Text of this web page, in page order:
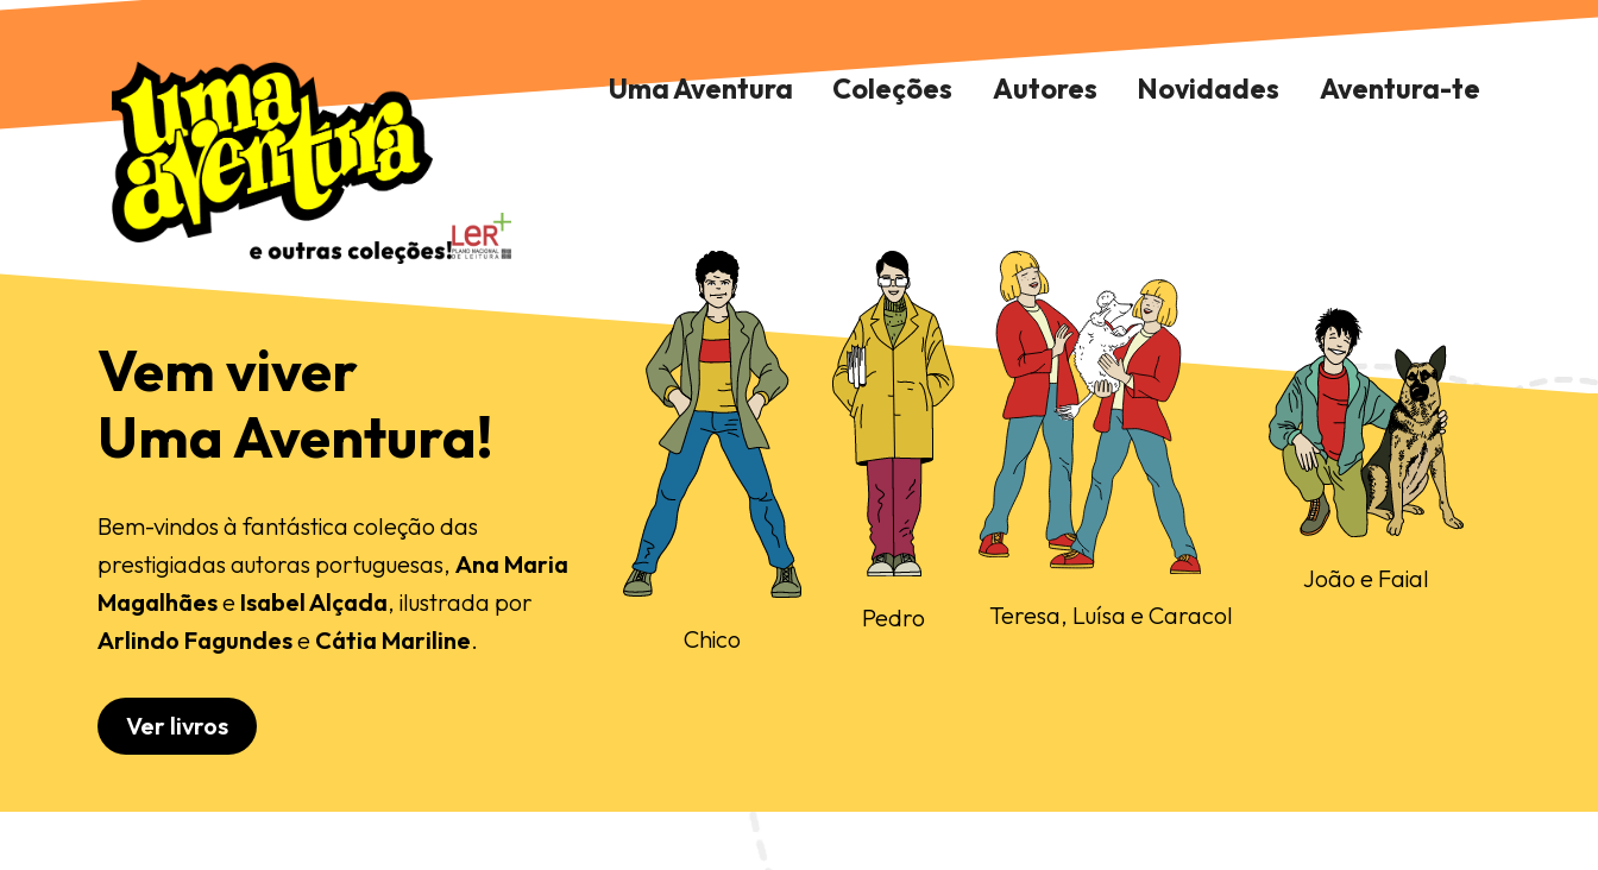
Uma Aventura Coleções Autores Novidades Aventura-te
Vem viver
Uma Aventura!
Bem-vindos à fantástica coleção das
prestigiadas autoras portuguesas, Ana Maria
Magalhãese Isabel Alçada, ilustrada por
Arlindo Fagundese Cátia Mariline.
Ver livros
Chico
Pedro Teresa, Luísa e Caracol
João e Faial